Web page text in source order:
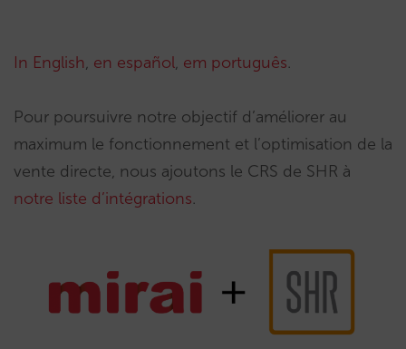
In English, en español, em português.
Pour poursuivre notre objectif d’améliorer au
maximum le fonctionnement et l’optimisation de la
vente directe, nous ajoutons le CRS de SHR à
notre liste d’intégrations.